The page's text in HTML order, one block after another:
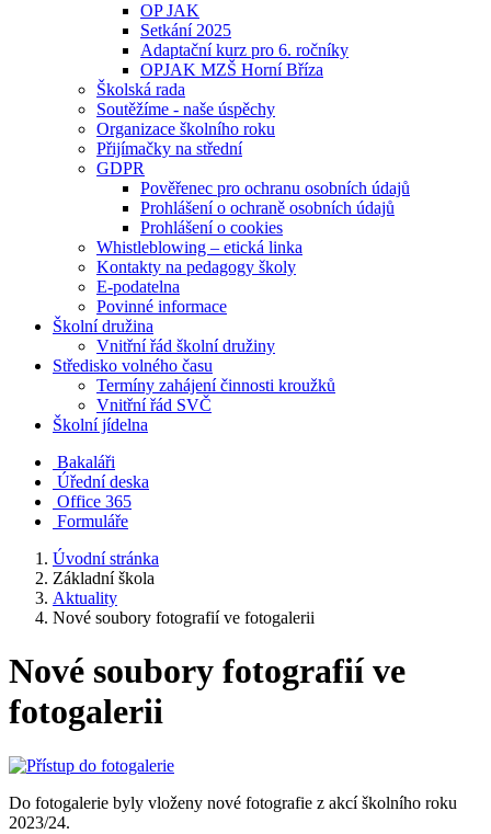
OP JAK
Setkání 2025
Adaptační kurz pro 6. ročníky
OPJAK MZŠ Horní Bříza
Školská rada
Soutěžíme - naše úspěchy
Organizace školního roku
Přijímačky na střední
GDPR
Pověřenec pro ochranu osobních údajů
Prohlášení o ochraně osobních údajů
Prohlášení o cookies
Whistleblowing – etická linka
Kontakty na pedagogy školy
E-podatelna
Povinné informace
Školní družina
Vnitřní řád školní družiny
Středisko volného času
Termíny zahájení činnosti kroužků
Vnitřní řád SVČ
Školní jídelna
Bakaláři
Úřední deska
Office 365
Formuláře
Úvodní stránka
Základní škola
Aktuality
Nové soubory fotografií ve fotogalerii
Nové soubory fotografií ve
fotogalerii
Do fotogalerie byly vloženy nové fotografie z akcí školního roku
2023/24.